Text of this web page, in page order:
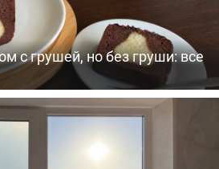
с грушей, но без груши: все